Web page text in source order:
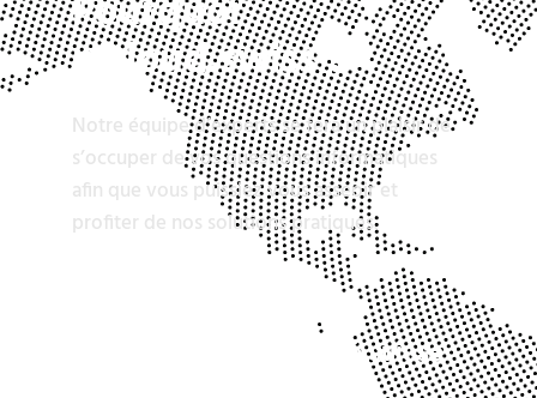
Pourquoi
n’cloud.swiss ?
Notre équipe d’experts se fera un plaisir de
s’occuper de vos questions informatiques
afin que vous puissiez vous asseoir et
profiter de nos solutions pratiques.
Cyber ​​​​sécurité de qualité suisse